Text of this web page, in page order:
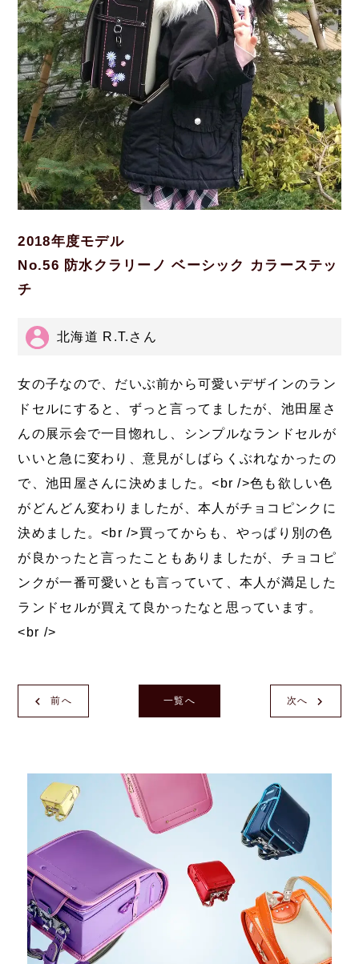
2018年度モデル
No.56 防水クラリーノ ベーシック カラーステッ
チ
北海道 R.T.さん
女の子なので、だいぶ前から可愛いデザインのラン
ドセルにすると、ずっと言ってましたが、池田屋さ
んの展示会で一目惚れし、シンプルなランドセルが
いいと急に変わり、意見がしばらくぶれなかったの
で、池田屋さんに決めました。<br />色も欲しい色
がどんどん変わりましたが、本人がチョコピンクに
決めました。<br />買ってからも、やっぱり別の色
が良かったと言ったこともありましたが、チョコピ
ンクが一番可愛いとも言っていて、本人が満足した
ランドセルが買えて良かったなと思っています。
<br />
前へ 次へ
一覧へ